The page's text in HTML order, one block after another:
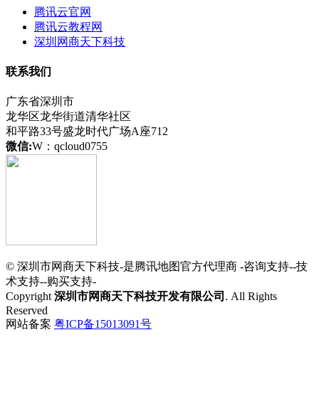
腾讯云官网
腾讯云教程网
深圳网商天下科技
联系我们
广东省深圳市
龙华区龙华街道清华社区
和平路33号盛龙时代广场A座712
微信:W：qcloud0755
© 深圳市网商天下科技-是腾讯地图官方代理商 -咨询支持--技
术支持--购买支持-
Copyright 深圳市网商天下科技开发有限公司 . All Rights
Reserved
网站备案 粤ICP备15013091号